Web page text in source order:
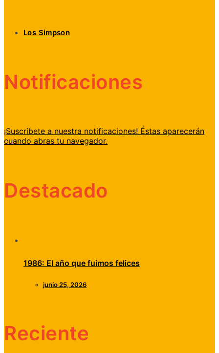
Los Simpson
Notificaciones
¡Suscríbete a nuestra notificaciones! Éstas aparecerán
cuando abras tu navegador.
Destacado
1986: El año que fuimos felices
junio 25, 2026
Reciente